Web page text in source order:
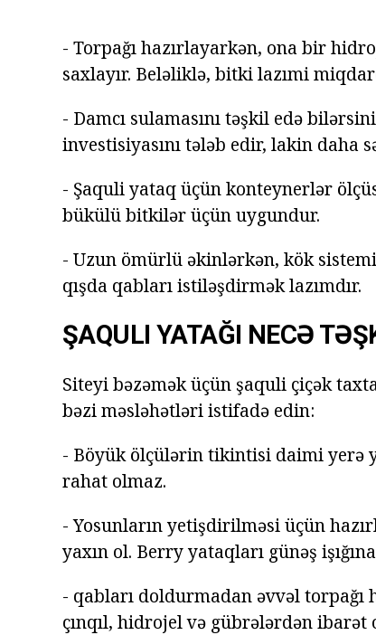
- Torpağı hazırlayarkən, ona bir
saxlayır. Beləliklə, bitki lazımi
- Damcı sulamasını təşkil edə
investisiyasını tələb edir, lakin daha
- Şaquli yataq üçün konteynerlər
bükülü bitkilər üçün uygundur.
- Uzun ömürlü əkinlərkən, kök
qışda qabları istiləşdirmək lazımdır.
ŞAQULI YATAĞI NECƏ
Siteyi bəzəmək üçün şaquli çiçək
bəzi məsləhətləri istifadə edin:
- Böyük ölçülərin tikintisi daimi yerə
rahat olmaz.
- Yosunların yetişdirilməsi üçün
yaxın ol. Berry yataqları günəş
- qabları doldurmadan əvvəl torpağı
çınqıl, hidrojel və gübrələrdən ibarət